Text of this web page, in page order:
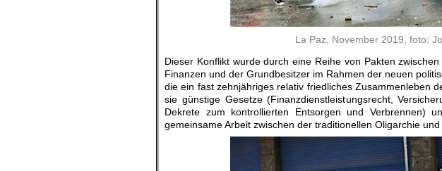
La Paz, November 2019, foto:
Dieser Konflikt wurde durch eine Reihe von Pakten
Finanzen und der Grundbesitzer im Rahmen der neuen
die ein fast zehnjähriges relativ friedliches Zusammenleben
sie günstige Gesetze (Finanzdienstleistungsrecht,
Dekrete zum kontrollierten Entsorgen und Verbrennen)
gemeinsame Arbeit zwischen der traditionellen Oligarchie